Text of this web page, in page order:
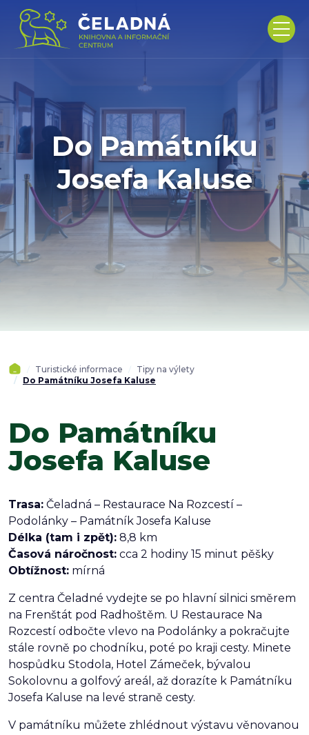
Do Památníku
Josefa Kaluse
Turistické informace
Tipy na výlety
Do Památníku Josefa Kaluse
Do Památníku
Josefa Kaluse
Trasa: Čeladná – Restaurace Na Rozcestí –
Podolánky – Památník Josefa Kaluse
Délka (tam i zpět): 8,8 km
Časová náročnost: cca 2 hodiny 15 minut pěšky
Obtížnost: mírná
Z centra Čeladné vydejte se po hlavní silnici směrem
na Frenštát pod Radhoštěm. U Restaurace Na
Rozcestí odbočte vlevo na Podolánky a pokračujte
stále rovně po chodníku, poté po kraji cesty. Minete
hospůdku Stodola, Hotel Zámeček, bývalou
Sokolovnu a golfový areál, až dorazíte k Památníku
Josefa Kaluse na levé straně cesty.
V památníku můžete zhlédnout výstavu věnovanou